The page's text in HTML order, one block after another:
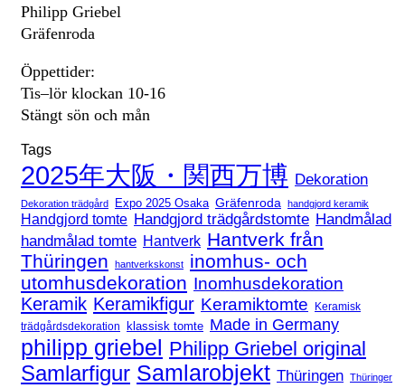
Philipp Griebel
Gräfenroda
Öppettider:
Tis–lör klockan 10-16
Stängt sön och mån
Tags
2025年大阪・関西万博 Dekoration
Dekoration trädgård Expo 2025 Osaka Gräfenroda handgjord keramik
Handgjord tomte Handgjord trädgårdstomte Handmålad
handmålad tomte Hantverk Hantverk från
Thüringen
hantverkskonst
inomhus- och
utomhusdekoration Inomhusdekoration
Keramik Keramikfigur Keramiktomte
Keramisk
trädgårdsdekoration
klassisk tomte Made in Germany
philipp griebel Philipp Griebel original
Samlarfigur Samlarobjekt Thüringen Thüringer